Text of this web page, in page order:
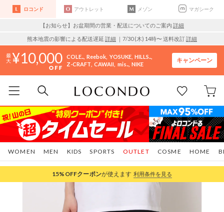
ロコンド アウトレット メゾン マガシーク
【お知らせ】お盆期間の営業・配送についてのご案内 詳細
熊本地震の影響による配送遅延 詳細 ｜7/30 (木) 14時〜 送料改訂詳細
10,000 COLE.. Reebok YOSUKE HILLS..
Z-CRAFT CAWAII mis.. NIKE
キャンペーン
WOMEN MEN KIDS SPORTS COSME HOME
OUTLET
15%OFFクーポンが使えます 利用条件を見る